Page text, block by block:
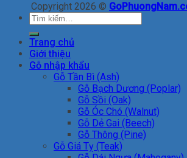
Copyright 2026 ©
Tìm
Trang chủ
Giới thiệu
Gỗ nhập khẩu
Gỗ Tần Bì (Ash)
Gỗ Bạch Dương (Poplar)
Gỗ Sồi (Oak)
Gỗ Óc Chó (Walnut)
Gỗ Dẻ Gai (Beech)
Gỗ Thông (Pine)
Gỗ Giá Tỵ (Teak)